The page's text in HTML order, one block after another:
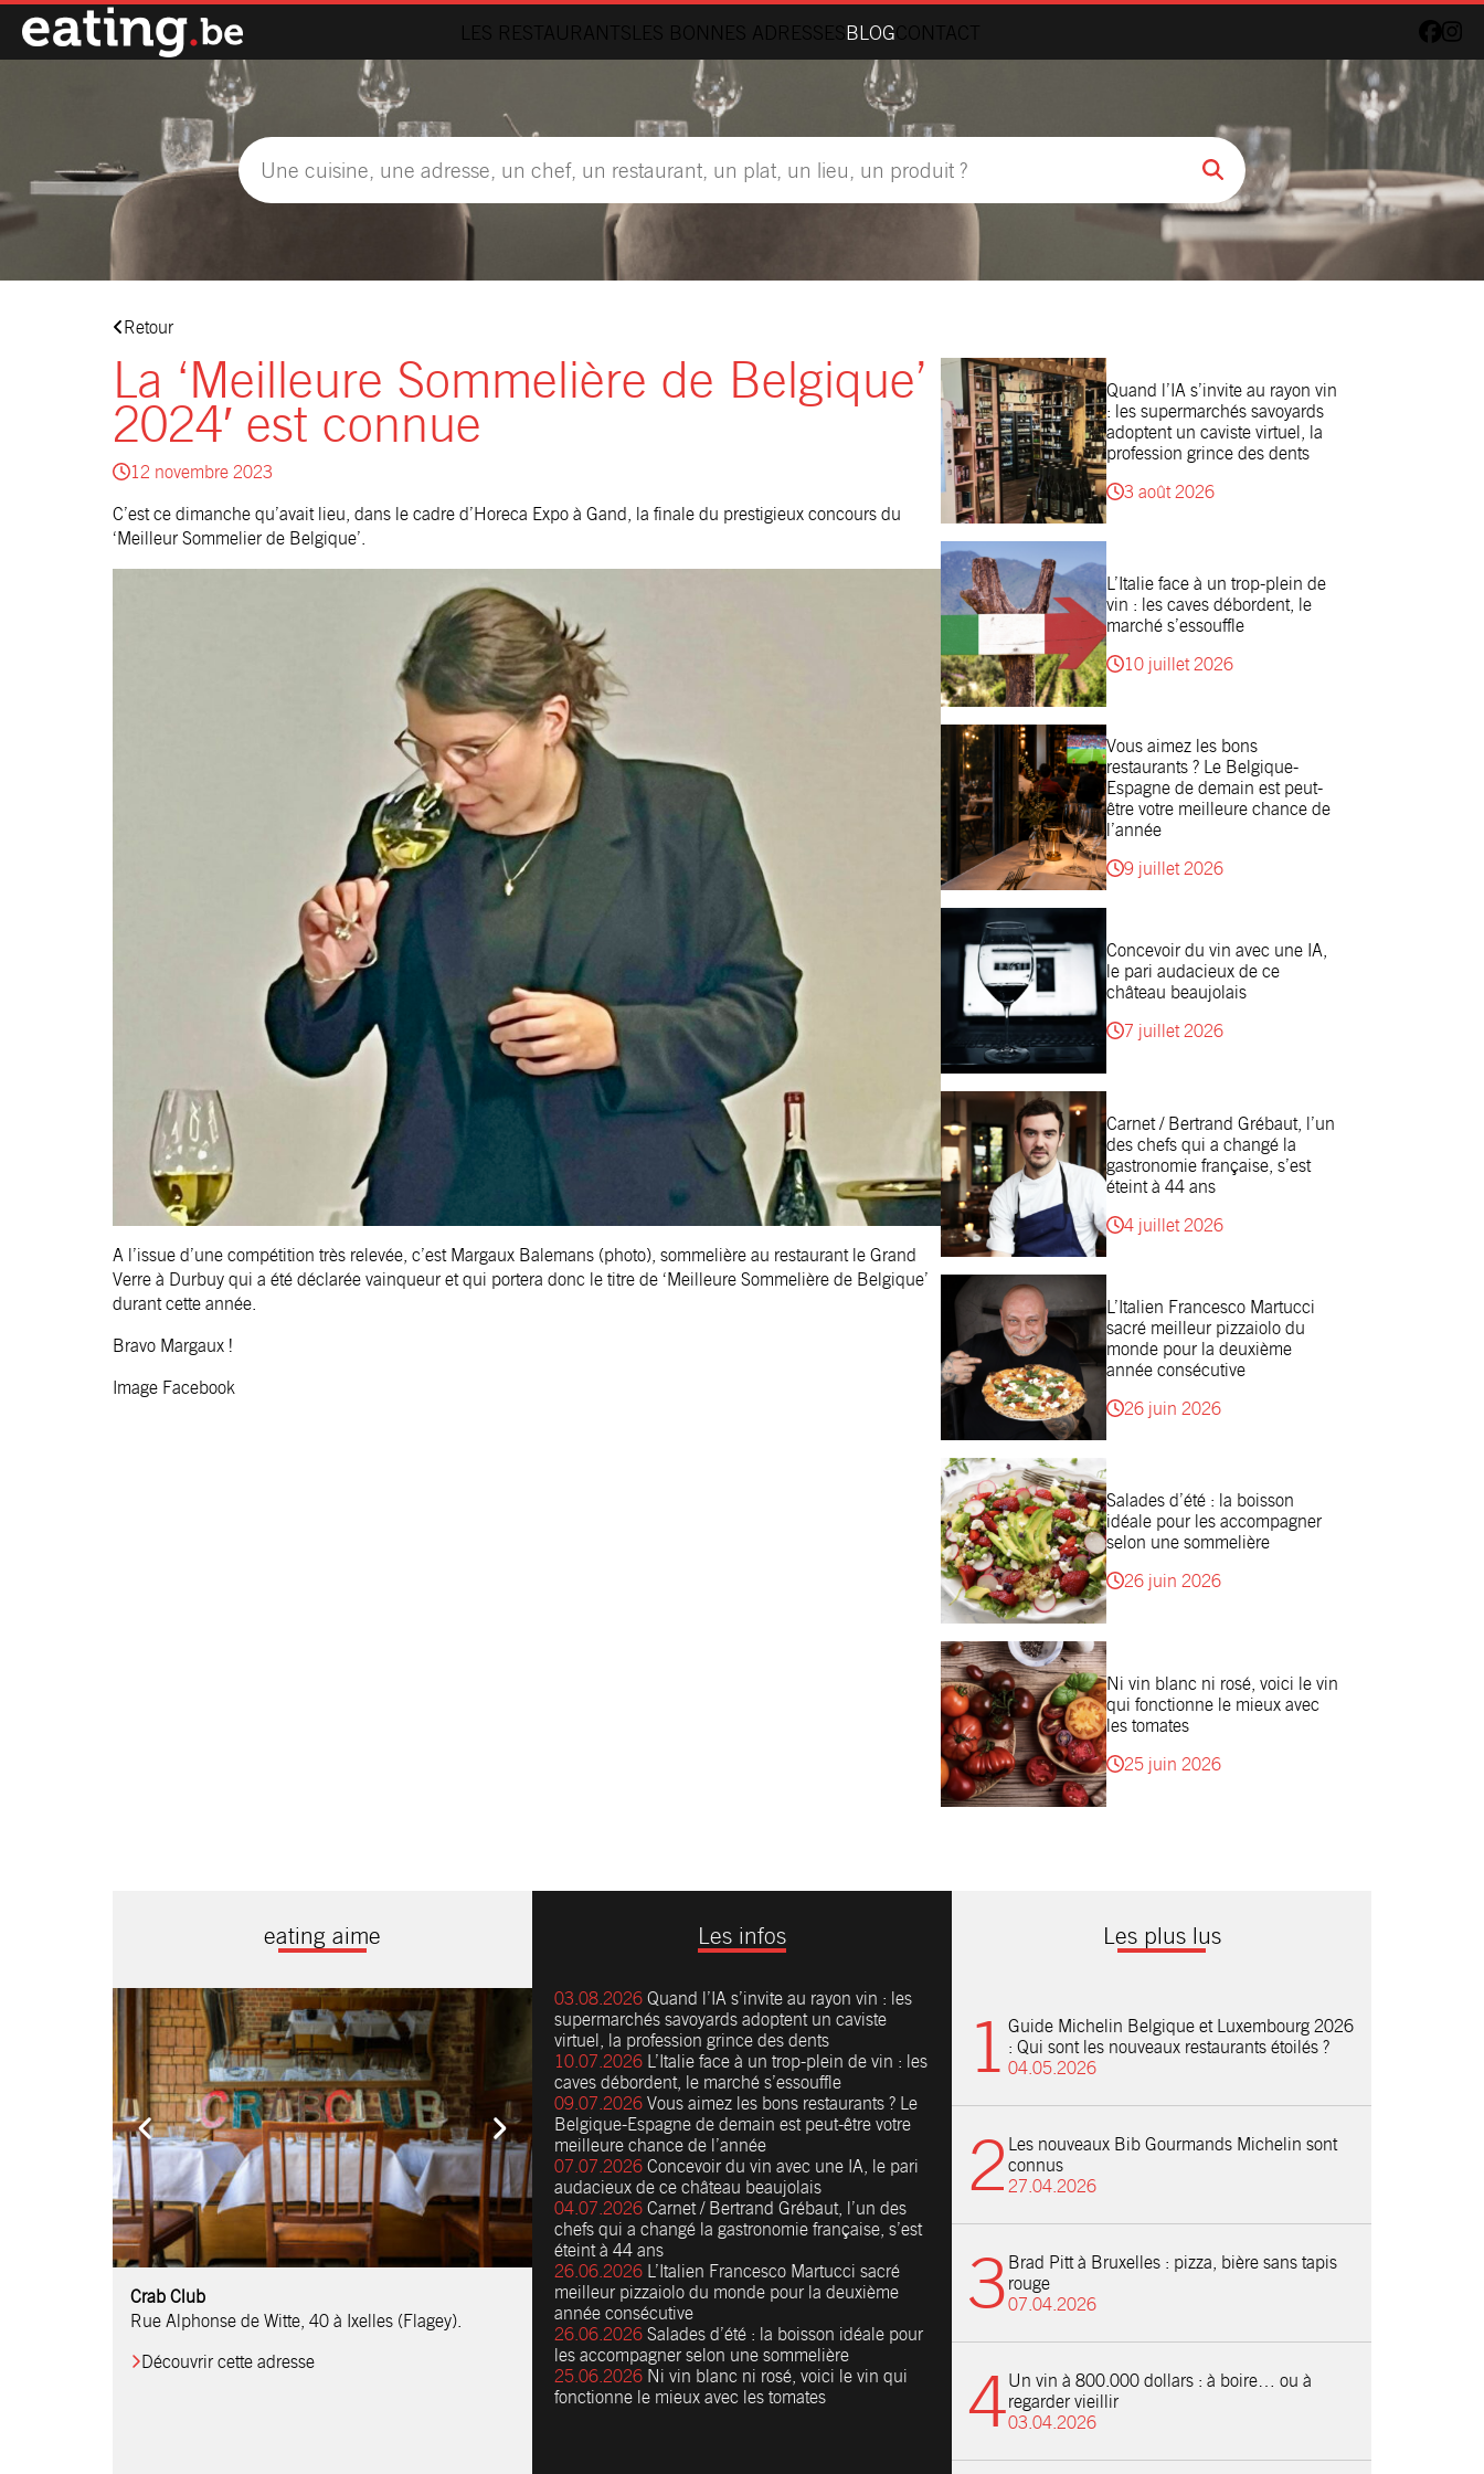
LES RESTAURANTSLES BONNES ADRESSESBLOGCONTACT
Retour
La ‘Meilleure Sommelière de Belgique’
2024′ est connue
12 novembre 2023
C’est ce dimanche qu’avait lieu, dans le cadre d’Horeca Expo à Gand, la finale du prestigieux concours du
‘Meilleur Sommelier de Belgique’.
A l’issue d’une compétition très relevée, c’est Margaux Balemans (photo), sommelière au restaurant le Grand
Verre à Durbuy qui a été déclarée vainqueur et qui portera donc le titre de ‘Meilleure Sommelière de Belgique’
durant cette année.
Bravo Margaux !
Image Facebook
Quand l’IA s’invite au rayon vin
: les supermarchés savoyards
adoptent un caviste virtuel, la
profession grince des dents
3 août 2026
L’Italie face à un trop-plein de
vin : les caves débordent, le
marché s’essouffle
10 juillet 2026
Vous aimez les bons
restaurants ? Le Belgique-
Espagne de demain est peut-
être votre meilleure chance de
l’année
9 juillet 2026
Concevoir du vin avec une IA,
le pari audacieux de ce
château beaujolais
7 juillet 2026
Carnet / Bertrand Grébaut, l’un
des chefs qui a changé la
gastronomie française, s’est
éteint à 44 ans
4 juillet 2026
L’Italien Francesco Martucci
sacré meilleur pizzaiolo du
monde pour la deuxième
année consécutive
26 juin 2026
Salades d’été : la boisson
idéale pour les accompagner
selon une sommelière
26 juin 2026
Ni vin blanc ni rosé, voici le vin
qui fonctionne le mieux avec
les tomates
25 juin 2026
eating aime
Comptoir Chouchou
Crab Club
Rue Alphonse de Witte, 40 à Ixelles (Flagey).
Découvrir cette adresse
OM Restaurant
Table & Comptoir
Le Relais d’Orti
Studio 97
Löctave Restaurant
F-eat Restaurant
L’Art des Mets
Restaurant Harmonie
La Table de Jean
Les infos
03.08.2026 Quand l’IA s’invite au rayon vin : les
supermarchés savoyards adoptent un caviste
virtuel, la profession grince des dents
10.07.2026 L’Italie face à un trop-plein de vin : les
caves débordent, le marché s’essouffle
09.07.2026 Vous aimez les bons restaurants ? Le
Belgique-Espagne de demain est peut-être votre
meilleure chance de l’année
07.07.2026 Concevoir du vin avec une IA, le pari
audacieux de ce château beaujolais
04.07.2026 Carnet / Bertrand Grébaut, l’un des
chefs qui a changé la gastronomie française, s’est
éteint à 44 ans
26.06.2026 L’Italien Francesco Martucci sacré
meilleur pizzaiolo du monde pour la deuxième
année consécutive
26.06.2026 Salades d’été : la boisson idéale pour
les accompagner selon une sommelière
25.06.2026 Ni vin blanc ni rosé, voici le vin qui
fonctionne le mieux avec les tomates
Les plus lus
Guide Michelin Belgique et Luxembourg 2026
: Qui sont les nouveaux restaurants étoilés ?
04.05.2026
Les nouveaux Bib Gourmands Michelin sont
connus
27.04.2026
Brad Pitt à Bruxelles : pizza, bière sans tapis
rouge
07.04.2026
Un vin à 800.000 dollars : à boire… ou à
regarder vieillir
03.04.2026